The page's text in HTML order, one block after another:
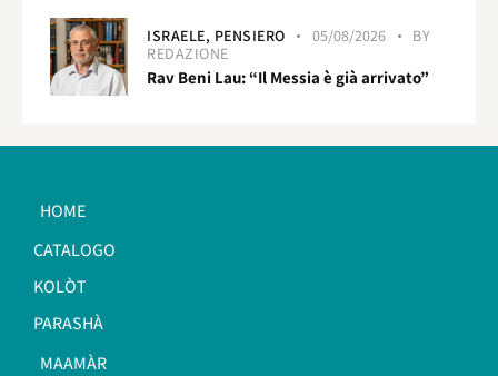
ISRAELE, PENSIERO 05/08/2026
BY
REDAZIONE
Rav Beni Lau: “Il Messia è già arrivato”
HOME
CATALOGO
KOLÒT
PARASHÀ
MAAMÀR